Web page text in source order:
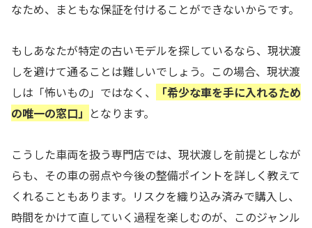
なため、まともな保証を付けることができないからです。
もしあなたが特定の古いモデルを探しているなら、現状渡
しを避けて通ることは難しいでしょう。この場合、現状渡
しは「怖いもの」ではなく、
「希少な車を手に入れるため
の唯一の窓口」 となります。
こうした車両を扱う専門店では、現状渡しを前提としなが
らも、その車の弱点や今後の整備ポイントを詳しく教えて
くれることもあります。リスクを織り込み済みで購入し、
時間をかけて直していく過程を楽しむのが、このジャンル